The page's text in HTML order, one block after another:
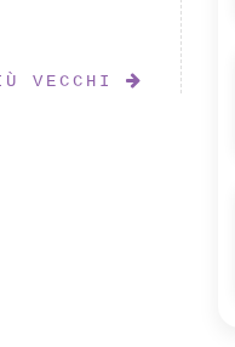
VECCHI